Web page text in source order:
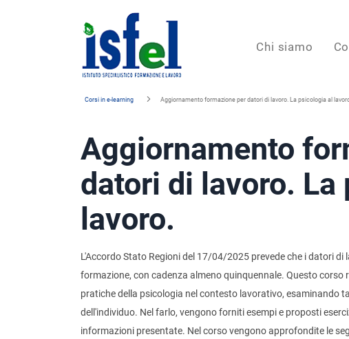
Istituto
formazione
e
lavoro
Chi siamo
Corsi in e-learning Aggiornamento formazione per datori di lavoro. La psicologia al
Aggiornamento
datori di lavoro. La
lavoro.
L'Accordo Stato Regioni del 17/04/2025 prevede che i datori
formazione, con cadenza almeno quinquennale. Questo
pratiche della psicologia nel contesto lavorativo, esaminando
dell'individuo. Nel farlo, vengono forniti esempi e proposti
informazioni presentate. Nel corso vengono approfondite le